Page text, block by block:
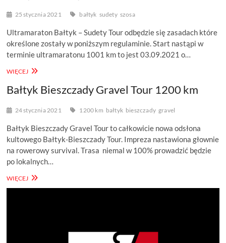
25 stycznia 2021 bałtyk sudety szosa
Ultramaraton Bałtyk – Sudety Tour odbędzie się zasadach które
określone zostały w poniższym regulaminie. Start nastąpi w
terminie ultramaratonu 1001 km to jest 03.09.2021 o…
WIĘCEJBAŁTYK
SUDETY
TOUR
KM
Bałtyk Bieszczady Gravel Tour 1200 km
24 stycznia 2021 1200 km bałtyk bieszczady gravel
Bałtyk Bieszczady Gravel Tour to całkowicie nowa odsłona
kultowego Bałtyk-Bieszczady Tour. Impreza nastawiona głownie
na rowerowy survival. Trasa niemal w 100% prowadzić będzie
po lokalnych…
WIĘCEJBAŁTYK